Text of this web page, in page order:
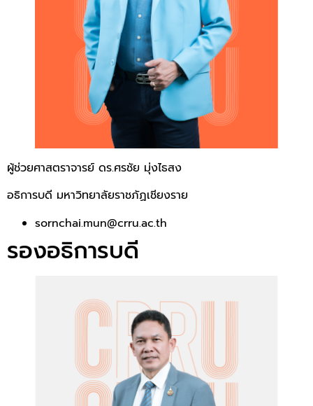
ผู้ช่วยศาสตราจารย์ ดร.ศรชัย มุ่งไธสง
อธิการบดี มหาวิทยาลัยราชภัฏเชียงราย
sornchai.mun@crru.ac.th
รองอธิการบดี